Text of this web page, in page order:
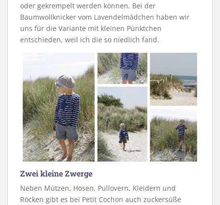
oder gekrempelt werden können. Bei der
Baumwollknicker vom Lavendelmädchen haben wir
uns für die Variante mit kleinen Pünktchen
entschieden, weil ich die so niedlich fand.
Zwei kleine Zwerge
Neben Mützen, Hosen, Pullovern, Kleidern und
Röcken gibt es bei Petit Cochon auch zuckersüße